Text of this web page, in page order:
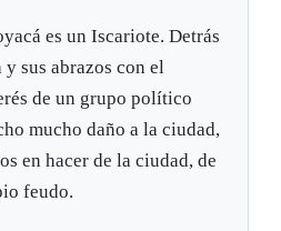
es un Iscariote. Detrás
sus abrazos con el
de un grupo político
mucho daño a la ciudad,
en hacer de la ciudad, de
feudo.